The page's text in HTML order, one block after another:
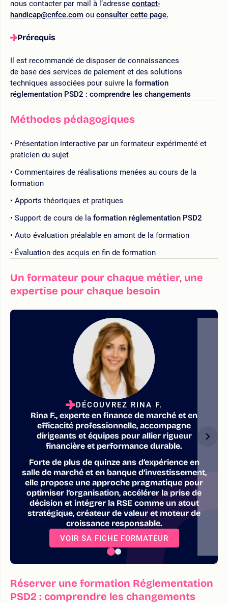
nous contacter par mail à l’adresse contact-
handicap@cnfce.com ou consulter cette page.
Prérequis
Il est recommandé de disposer de connaissances
de base des services de paiement et des solutions
techniques associées pour suivre la formation
réglementation PSD2 : comprendre les changements
Méthodes pédagogiques
Présentation interactive par un formateur expérimenté et
praticien du sujet
Commentaires de réalisations menées au cours de la
formation
Apports théoriques et pratiques
Support de cours de la formation réglementation PSD2
Auto évaluation préalable en amont de la formation
Évaluation des acquis en fin de formation
Un formateur pour chaque métier, une
expertise pour chaque besoin
DÉCOUVREZ RINA F.
Rina F., experte en finance de marché et en
efficacité professionnelle, accompagne
dirigeants et équipes pour allier rigueur
financière et performance durable.
Forte de plus de quinze ans d’expérience en
salle de marché et en banque d’investissement,
elle propose une approche pragmatique pour
optimiser l’organisation, accélérer la prise de
décision et intégrer la RSE comme un atout
stratégique, créateur de valeur et moteur de
croissance responsable.
VOIR SA FICHE FORMATEUR
Réserver une formation Réglementation
PSD2 : comprendre les changements